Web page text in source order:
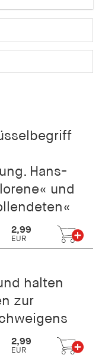
Hans-
und
2,99
EUR
halten
zur
2,99
EUR
des Benutzers